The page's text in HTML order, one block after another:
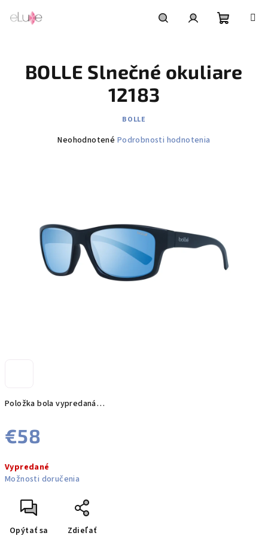
košík
Položka bola vypredaná…
€58
cena:
Vypredané
Možnosti doručenia
Opýtať sa Zdieľať
BOLLE Slnečné okuliare
12183
BOLLE
Priemerné
hviezdičiek.
Neohodnotené Podrobnosti hodnotenia